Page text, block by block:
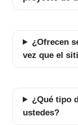
¿Ofrecen
vez que el
¿Qué tipo
ustedes?